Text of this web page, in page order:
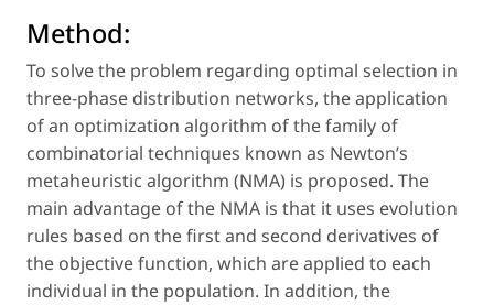
Method:
To solve the problem regarding optimal selection in
three-phase distribution networks, the application
of an optimization algorithm of the family of
combinatorial techniques known as Newton’s
metaheuristic algorithm (NMA) is proposed. The
main advantage of the NMA is that it uses evolution
rules based on the first and second derivatives of
the objective function, which are applied to each
individual in the population. In addition, the